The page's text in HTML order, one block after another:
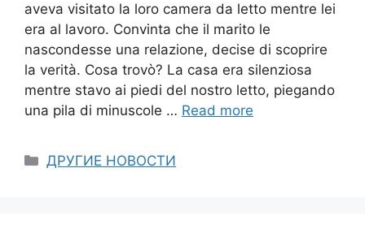
aveva visitato la loro camera da letto mentre lei
era al lavoro. Convinta che il marito le
nascondesse una relazione, decise di scoprire
la verità. Cosa trovò? La casa era silenziosa
mentre stavo ai piedi del nostro letto, piegando
una pila di minuscole … Read more
Categories
ДРУГИЕ НОВОСТИ